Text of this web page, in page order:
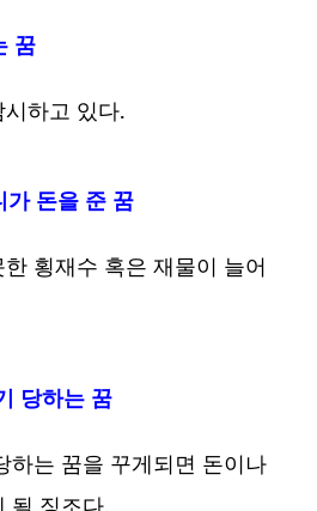
꿈
하고 있다.
가 돈을 준 꿈
횡재수 혹은 재물이 늘어
당하는 꿈
하는 꿈을 꾸게되면 돈이나
될 징조다.